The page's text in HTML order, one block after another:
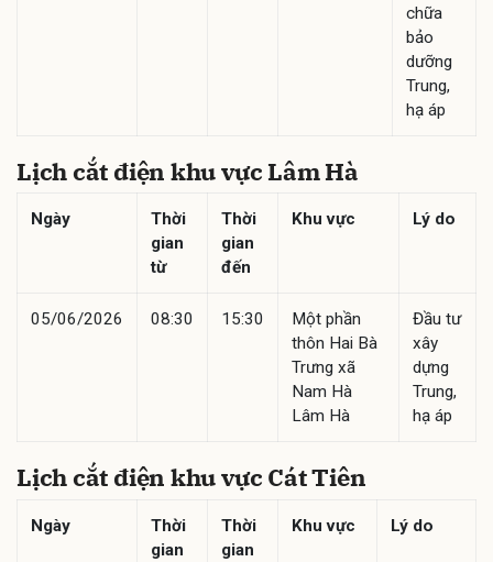
chữa
bảo
dưỡng
Trung,
hạ áp
Lịch cắt điện khu vực Lâm Hà
Ngày
Thời
gian
từ
Thời
gian
đến
Khu vực Lý do
05/06/2026 08:30 15:30
Một phần
thôn Hai Bà
Trưng xã
Nam Hà
Lâm Hà
Đầu tư
xây
dựng
Trung,
hạ áp
Lịch cắt điện khu vực Cát Tiên
Ngày
Thời
gian
Thời
gian
Khu vực Lý do